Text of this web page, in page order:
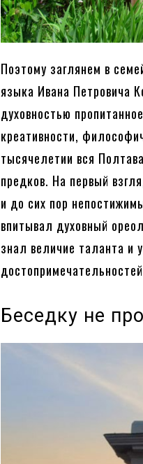
Поэтому заглянем в
языка Ивана Петровича
духовностью
креативности,
тысячелетии вся
предков. На первый
и до сих пор
впитывал духовный
знал величие таланта и
Беседку не